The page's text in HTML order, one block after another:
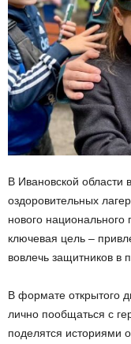
В Ивановской области
оздоровительных
нового
ключевая цель –
вовлечь защитников в
В формате открытого
лично пообщаться с
поделятся историями